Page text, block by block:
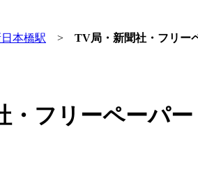
本橋駅 > TV局・新聞社・フリー
フリーペーパ